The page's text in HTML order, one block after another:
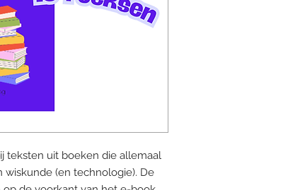
teksten uit boeken die allemaal
(en technologie). De